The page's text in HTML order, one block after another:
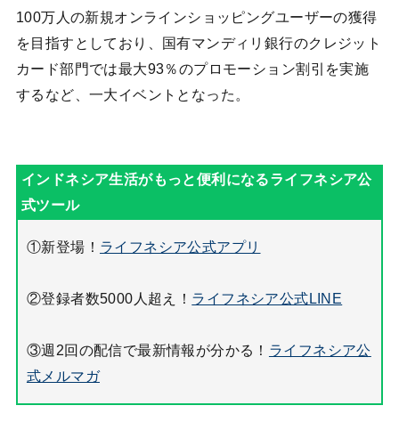
100万人の新規オンラインショッピングユーザーの獲得
を目指すとしており、国有マンディリ銀行のクレジット
カード部門では最大93％のプロモーション割引を実施
するなど、一大イベントとなった。
①新登場！ ライフネシア公式アプリ
②登録者数5000人超え！ ライフネシア公式LINE
③週2回の配信で最新情報が分かる！ ライフネシア公
式メルマガ